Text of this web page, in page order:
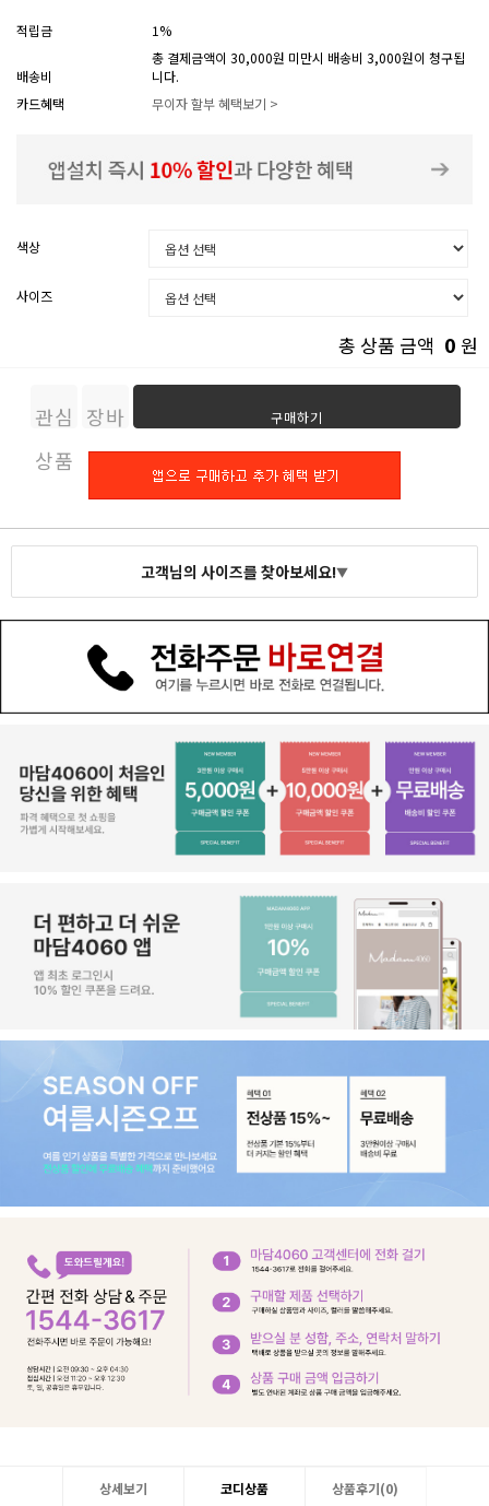
적립금 1%
배송비
총 결제금액이 30,000원 미만시 배송비 3,000원이 청구됩
니다.
카드혜택
무이자 할부 혜택보기 >
색상
사이즈
총 상품 금액 0 원
관심
상품
장바
구니
구매하기
고객님의 사이즈를 찾아보세요!▼
상세보기 코디상품 상품후기(0)